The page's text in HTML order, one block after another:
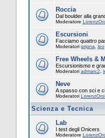
Roccia
Dal boulder alla
Moderatore
Escursioni
Facciamo quattro
Moderatori grigna leo
Free Wheels &
Escursionismo e
Moderatori admarc2
Neve
A spasso con sci e
Moderatori
Scienza e Tecnica
Lab
I test degli Onicers
Moderatore